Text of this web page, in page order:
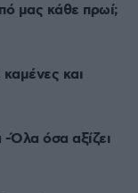
μας κάθε πρωί;
και
όσα αξίζει